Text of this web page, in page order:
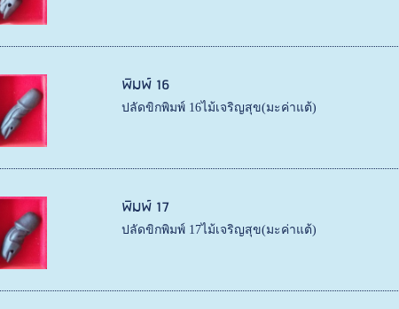
พิมพ์ 16
ปลัดขิกพิมพ์ 16ไม้เจริญสุข(มะค่าแต้)
พิมพ์ 17
ปลัดขิกพิมพ์ 17ไม้เจริญสุข(มะค่าแต้)